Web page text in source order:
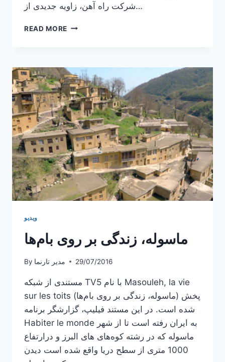
شرکت راه آهن، زاویه جدیدی از…
READ MORE بلیط
مستندی
از
شبکه
آرته
ویدیو
ماسوله، زندگی بر روی بام‌ها
By مدیر تارنما 29/07/2016
مستندی از شبکه TV5 با نام Masouleh, la vie
sur les toits (ماسوله، زندگی بر روی بام‌ها) پخش
شده است. در این مستند فیلیپ، گزارشگر برنامه
Habiter le monde به ایران رفته است تا از شهر
ماسوله که در رشته کوه‌های های البرز و درارتفاع
1000 متری از سطح دریا واقع شده است دیدن